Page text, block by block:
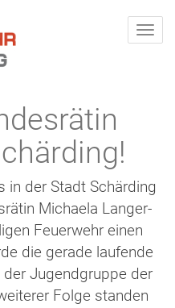
in der Stadt Schärding
Michaela Langer-
Feuerwehr einen
die gerade laufende
Jugendgruppe der
Folge standen